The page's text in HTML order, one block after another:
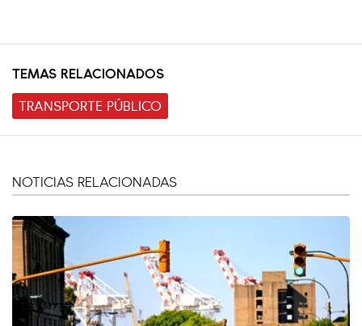
TEMAS RELACIONADOS
TRANSPORTE PÚBLICO
NOTICIAS RELACIONADAS